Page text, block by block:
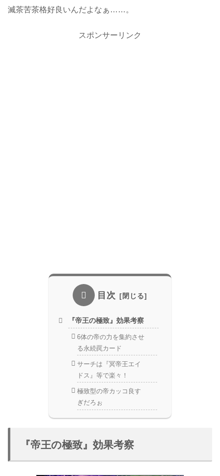
滅茶苦茶格好良いんだよなぁ……。
スポンサーリンク
目次
『帝王の極致』効果考察
6体の帝の力を集約させ
る永続罠カード
サーチは『冥帝王エイ
ドス』等で楽々！
極致型の帝カッコ良す
ぎだろぉ
『帝王の極致』効果考察